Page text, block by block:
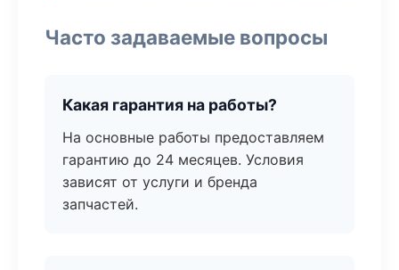
Часто задаваемые вопросы
Какая гарантия на работы?
На основные работы предоставляем
гарантию до 24 месяцев. Условия
зависят от услуги и бренда
запчастей.